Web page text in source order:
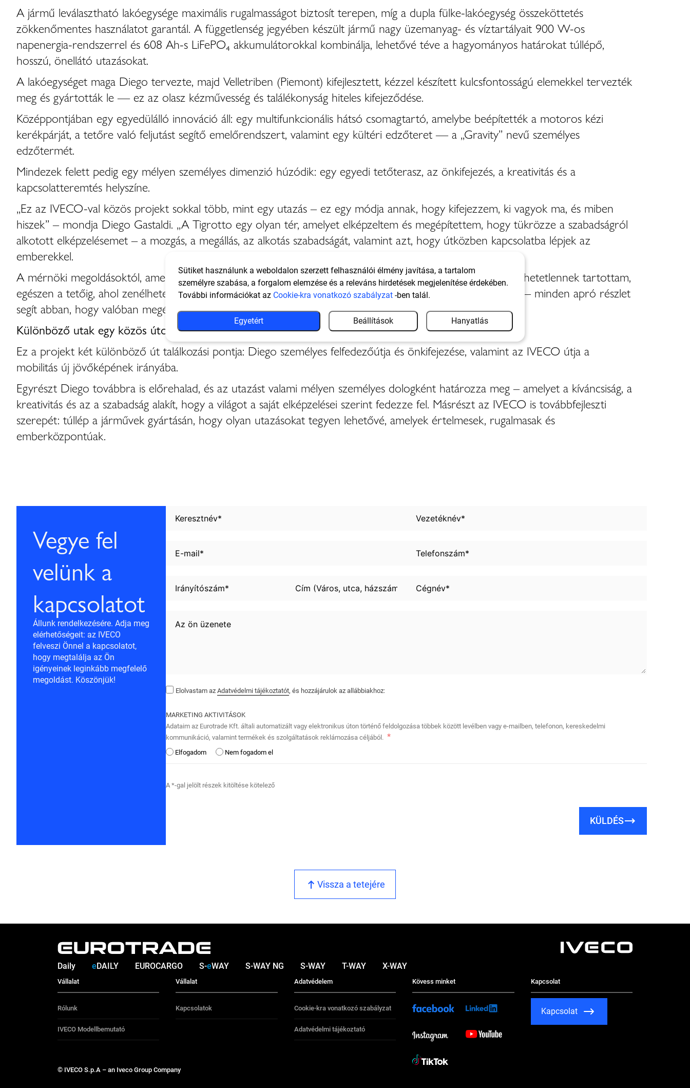
A jármű leválasztható lakóegysége maximális rugalmasságot biztosít terepen, míg a dupla fülke-lakóegység összeköttetés
zökkenőmentes használatot garantál. A függetlenség jegyében készült jármű nagy üzemanyag- és víztartályait 900 W-os
napenergia-rendszerrel és 608 Ah-s LiFePO₄ akkumulátorokkal kombinálja, lehetővé téve a hagyományos határokat túllépő,
hosszú, önellátó utazásokat.
A lakóegységet maga Diego tervezte, majd Velletriben (Piemont) kifejlesztett, kézzel készített kulcsfontosságú elemekkel tervezték
meg és gyártották le — ez az olasz kézművesség és találékonyság hiteles kifejeződése.
Középpontjában egy egyedülálló innováció áll: egy multifunkcionális hátsó csomagtartó, amelybe beépítették a motoros kézi
kerékpárját, a tetőre való feljutást segítő emelőrendszert, valamint egy kültéri edzőteret — a „Gravity” nevű személyes
edzőtermét.
Mindezek felett pedig egy mélyen személyes dimenzió húzódik: egy egyedi tetőterasz, az önkifejezés, a kreativitás és a
kapcsolatteremtés helyszíne.
„Ez az IVECO-val közös projekt sokkal több, mint egy utazás – ez egy módja annak, hogy kifejezzem, ki vagyok ma, és miben
hiszek” – mondja Diego Gastaldi. „A Tigrotto egy olyan tér, amelyet elképzeltem és megépítettem, hogy tükrözze a szabadságról
alkotott elképzelésemet – a mozgás, a megállás, az alkotás szabadságát, valamint azt, hogy útközben kapcsolatba lépjek az
emberekkel.
A mérnöki megoldásoktól, amelyek lehetővé teszik, hogy olyan helyekre jussak el, amelyeket korábban elérhetetlennek tartottam,
egészen a tetőig, ahol zenélhetek, történeteket oszthatok meg és más perspektívából figyelhetem a világot – minden apró részlet
segít abban, hogy valóban megélhessem ezt a »Spirito in Movimento«-t.”
Különböző utak egy közös úton
Ez a projekt két különböző út találkozási pontja: Diego személyes felfedezőútja és önkifejezése, valamint az IVECO útja a
mobilitás új jövőképének irányába.
Egyrészt Diego továbbra is előrehalad, és az utazást valami mélyen személyes dologként határozza meg – amelyet a kíváncsiság, a
kreativitás és az a szabadság alakít, hogy a világot a saját elképzelései szerint fedezze fel. Másrészt az IVECO is továbbfejleszti
szerepét: túllép a járművek gyártásán, hogy olyan utazásokat tegyen lehetővé, amelyek értelmesek, rugalmasak és
emberközpontúak.
Vegye fel
velünk a
kapcsolatot
Állunk rendelkezésére. Adja meg
elérhetőségeit: az IVECO
felveszi Önnel a kapcsolatot,
hogy megtalálja az Ön
igényeinek leginkább megfelelő
megoldást. Köszönjük!
Elolvastam azAdatvédelmi tájékoztatót, és hozzájárulok az allábbiakhoz:
MARKETING AKTIVITÁSOK
Adataim az Eurotrade Kft. általi automatizált vagy elektronikus úton történő feldolgozása többek között levélben vagy e-mailben, telefonon, kereskedelmi
kommunikáció, valamint termékek és szolgáltatások reklámozása céljából.
Elfogadom
Nem fogadom el
A *-gal jelölt részek kitöltése kötelező
KÜLDÉS
Vissza a tetejére
Daily eDAILY EUROCARGO S-eWAY S-WAY NG S-WAY T-WAY X-WAY
Vállalat
Rólunk
IVECO Modellbemutató
Vállalat
Kapcsolatok
Adatvédelem
Cookie-kra vonatkozó szabályzat
Adatvédelmi tájékoztató
Kövess minket Kapcsolat
Kapcsolat
© IVECO S.p.A – an Iveco Group Company
Sütiket használunk a weboldalon szerzett felhasználói élmény javítása, a tartalom
személyre szabása, a forgalom elemzése és a releváns hirdetések megjelenítése érdekében.
További információkat az Cookie-kra vonatkozó szabályzat -ben talál.
Egyetért Beállítások Hanyatlás